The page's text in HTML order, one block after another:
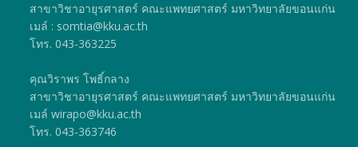
สาขาวิชาอายุรศาสตร์ คณะแพทยศาสตร์ มหาวิทยาลัยขอนแก่น
เมล์ : somtia@kku.ac.th
โทร. 043-363225
คุณวิราพร โพธิ์กลาง
สาขาวิชาอายุรศาสตร์ คณะแพทยศาสตร์ มหาวิทยาลัยขอนแก่น
เมล์ wirapo@kku.ac.th
โทร. 043-363746